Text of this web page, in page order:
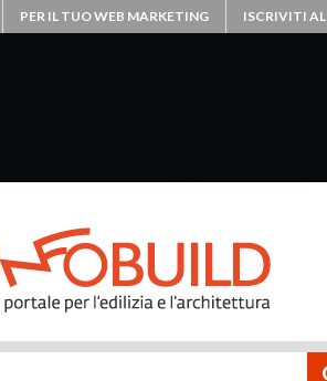
PER IL TUO WEB MARKETING ISCRIVITI